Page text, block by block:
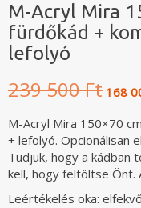
M-Acryl Mira
fürdőkád +
lefolyó
239 500 Ft price
was:
239
500
168
M-Acryl Mira 150×70
+ lefolyó. Opcionálisan
Tudjuk, hogy a kádban
kell, hogy feltöltse Önt.
Leértékelés oka: